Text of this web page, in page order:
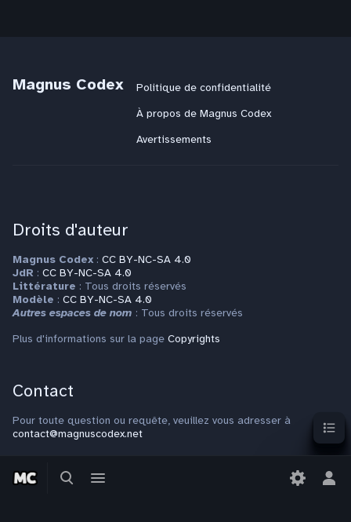
BasculerBasculer
le
Magnus Codex
Politique de confidentialité
À propos de Magnus Codex
Avertissements
Droits d'auteur
Magnus Codex : CC BY-NC-SA 4.0
JdR : CC BY-NC-SA 4.0
Littérature : Tous droits réservés
Modèle : CC BY-NC-SA 4.0
Autres espaces de nom : Tous droits réservés
Plus d'informations sur la page Copyrights
Contact
Pour toute question ou requête, veuillez vous adresser à
contact@magnuscodex.net